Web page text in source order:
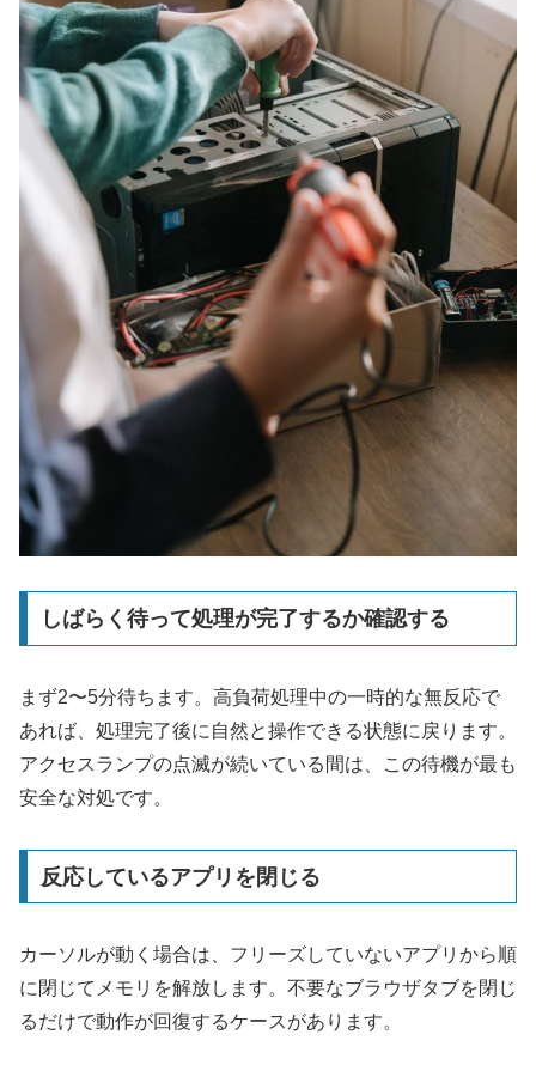
しばらく待って処理が完了するか確認する
まず2〜5分待ちます。高負荷処理中の一時的な無反応で
あれば、処理完了後に自然と操作できる状態に戻ります。
アクセスランプの点滅が続いている間は、この待機が最も
安全な対処です。
反応しているアプリを閉じる
カーソルが動く場合は、フリーズしていないアプリから順
に閉じてメモリを解放します。不要なブラウザタブを閉じ
るだけで動作が回復するケースがあります。